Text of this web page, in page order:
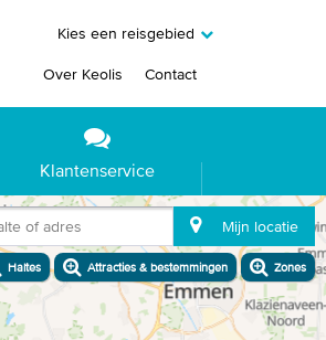
Kies een reisgebied
Over Keolis Contact
Klantenservice
of adres Mijn locatie
Haltes Attracties & bestemmingen Zones